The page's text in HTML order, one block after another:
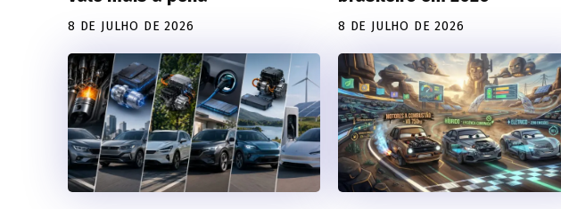
8 DE JULHO DE 2026 8 DE JULHO DE 2026